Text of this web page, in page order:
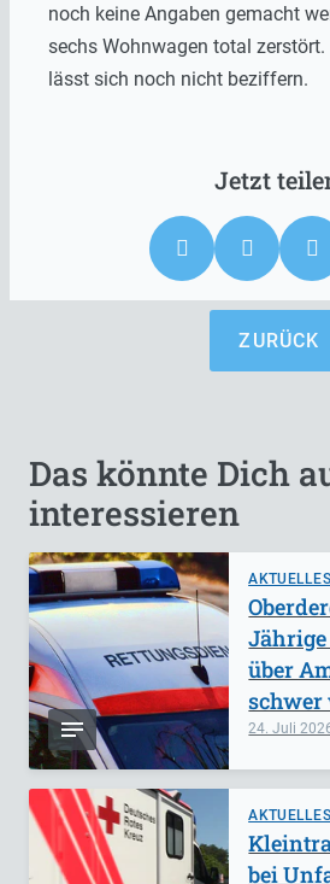
noch keine Angaben gemacht
sechs Wohnwagen total zerstört.
lässt sich noch nicht beziffern.
ZURÜCK
Das könnte Dich
interessieren
AKTUELLES
24. Juli
über
schwer
AKTUELLES
bei